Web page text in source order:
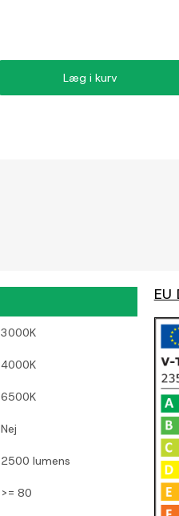
Læg i kurv
3000K
4000K
6500K
Nej
2500 lumens
>= 80
EU